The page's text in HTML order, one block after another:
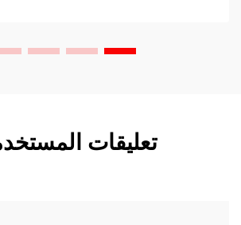
تعليقات